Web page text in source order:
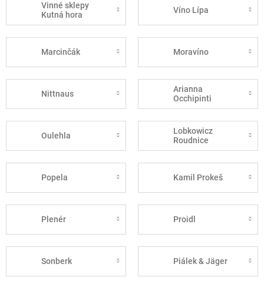
Vinné sklepy
Kutná hora
Víno Lípa
Marcinčák Moravíno
Nittnaus
Arianna
Occhipinti
Oulehla
Lobkowicz
Roudnice
Popela Kamil Prokeš
Plenér Proidl
Sonberk Piálek & Jäger